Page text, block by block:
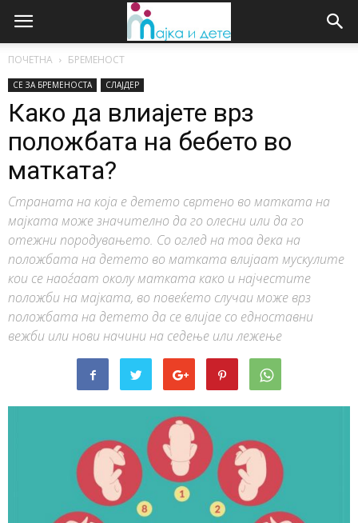
ПОЧЕТНА БРЕМЕНОСТ
СЕ ЗА БРЕМЕНОСТА СЛАЈДЕР
Како да влиајете врз
положбата на бебето во
матката?
Страната на која е детето свртено во матката на
мајката може значително да го олесни или да го
отежни породувањето. Со оглед на тоа дека на
положбата на детето во матката влијаат мускулите
кои се наоѓаат околу матката како и најчестите
положби на мајката, во повеќето случаи може врз
положбата на детето да се влијае со едноставни
вежби или нови начини на седење или лежење